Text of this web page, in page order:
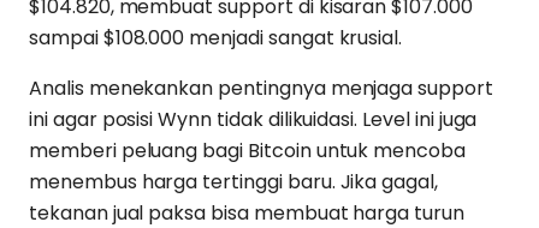
$104.820, membuat support di kisaran $107.000
sampai $108.000 menjadi sangat krusial.
Analis menekankan pentingnya menjaga support
ini agar posisi Wynn tidak dilikuidasi. Level ini juga
memberi peluang bagi Bitcoin untuk mencoba
menembus harga tertinggi baru. Jika gagal,
tekanan jual paksa bisa membuat harga turun